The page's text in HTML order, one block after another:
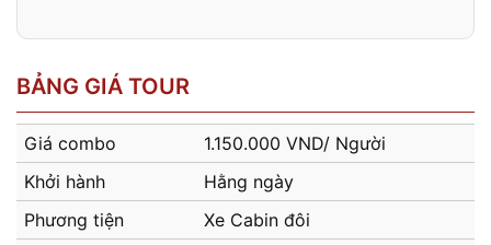
BẢNG GIÁ TOUR
Giá combo
1.150.000 VND/ Người
Khởi hành
Hằng ngày
Phương tiện
Xe Cabin đôi